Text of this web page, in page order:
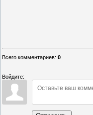
Всего комментариев: 0
Войдите: